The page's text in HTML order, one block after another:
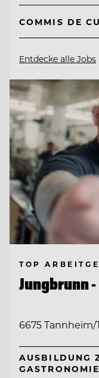
COMMIS DE
Entdecke alle Jobs
TOP
Jungbrunn
6675 Tannheim/
AUSBILDUNG